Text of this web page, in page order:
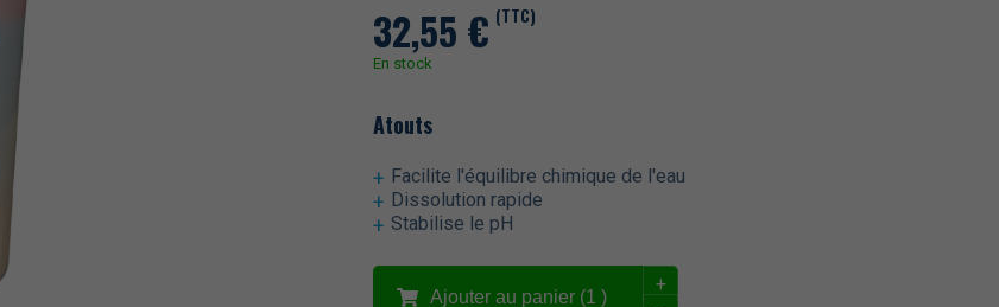
32,55 € (TTC)
En stock
Atouts
Facilite l'équilibre chimique de l'eau
Dissolution rapide
Stabilise le pH
Ajouter au panier (1 )
+